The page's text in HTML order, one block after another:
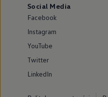
Social Media
Facebook
Instagram
YouTube
Twitter
LinkedIn